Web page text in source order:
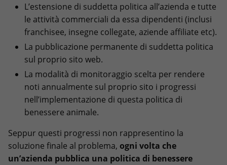
L’estensione di suddetta politica all’azienda e tutte
le attività commerciali da essa dipendenti (inclusi
franchisee, insegne collegate, aziende affiliate etc).
La pubblicazione permanente di suddetta politica
sul proprio sito web.
La modalità di monitoraggio scelta per rendere
noti annualmente sul proprio sito i progressi
nell’implementazione di questa politica di
benessere animale.
Seppur questi progressi non rappresentino la
soluzione finale al problema, ogni volta che
un’azienda pubblica una politica di benessere